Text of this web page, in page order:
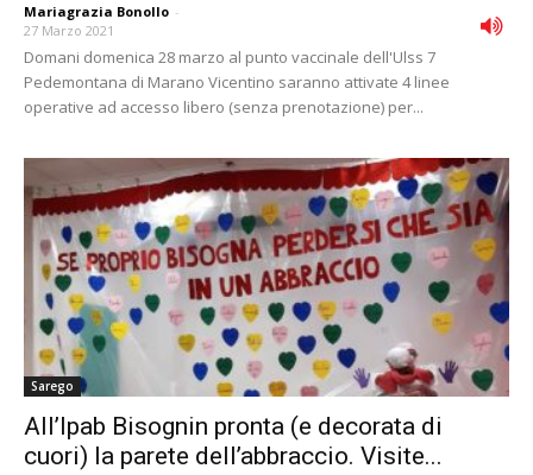
Mariagrazia Bonollo -
27 Marzo 2021
Domani domenica 28 marzo al punto vaccinale dell'Ulss 7
Pedemontana di Marano Vicentino saranno attivate 4 linee
operative ad accesso libero (senza prenotazione) per...
Sarego
All’Ipab Bisognin pronta (e decorata di
cuori) la parete dell’abbraccio. Visite...